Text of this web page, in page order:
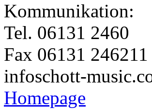
Kommunikation:
Tel. 06131 2460
Fax 06131 246211
infoschott-
Homepage